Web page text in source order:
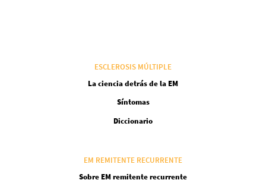
ESCLEROSIS MÚLTIPLE
La ciencia detrás de la EM
Síntomas
Diccionario
EM REMITENTE RECURRENTE
Sobre EM remitente recurrente